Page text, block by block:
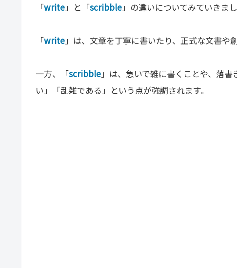
「write」と「scribble」の違いについてみていきまし
「write」は、文章を丁寧に書いたり、正式な文書や
一方、「scribble」は、急いで雑に書くことや、落
い」「乱雑である」という点が強調されます。